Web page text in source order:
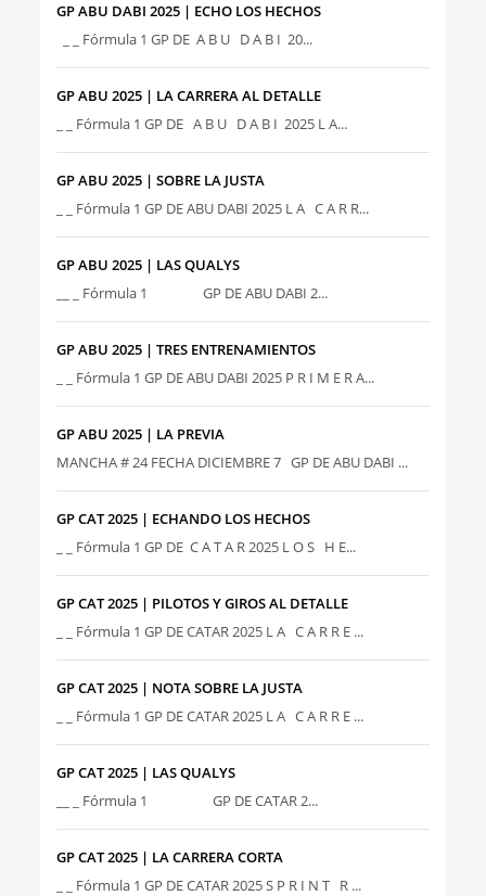
GP ABU DABI 2025 | ECHO LOS HECHOS
_ _ Fórmula 1 GP DE A B U D A B I 20...
GP ABU 2025 | LA CARRERA AL DETALLE
_ _ Fórmula 1 GP DE A B U D A B I 2025 L A...
GP ABU 2025 | SOBRE LA JUSTA
_ _ Fórmula 1 GP DE ABU DABI 2025 L A C A R R...
GP ABU 2025 | LAS QUALYS
__ _ Fórmula 1 GP DE ABU DABI 2...
GP ABU 2025 | TRES ENTRENAMIENTOS
_ _ Fórmula 1 GP DE ABU DABI 2025 P R I M E R A...
GP ABU 2025 | LA PREVIA
MANCHA # 24 FECHA DICIEMBRE 7 GP DE ABU DABI ...
GP CAT 2025 | ECHANDO LOS HECHOS
_ _ Fórmula 1 GP DE C A T A R 2025 L O S H E...
GP CAT 2025 | PILOTOS Y GIROS AL DETALLE
_ _ Fórmula 1 GP DE CATAR 2025 L A C A R R E ...
GP CAT 2025 | NOTA SOBRE LA JUSTA
_ _ Fórmula 1 GP DE CATAR 2025 L A C A R R E ...
GP CAT 2025 | LAS QUALYS
__ _ Fórmula 1 GP DE CATAR 2...
GP CAT 2025 | LA CARRERA CORTA
_ _ Fórmula 1 GP DE CATAR 2025 S P R I N T R ...